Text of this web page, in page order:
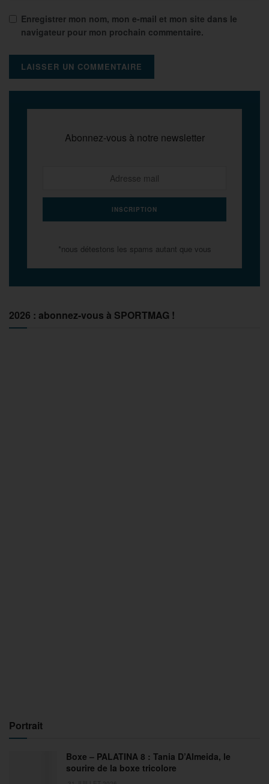
Enregistrer mon nom, mon e-mail et mon site dans le
navigateur pour mon prochain commentaire.
Abonnez-vous à notre newsletter
*nous détestons les spams autant que vous
2026 : abonnez-vous à SPORTMAG !
Portrait
Boxe – PALATINA 8 : Tania D’Almeida, le
sourire de la boxe tricolore